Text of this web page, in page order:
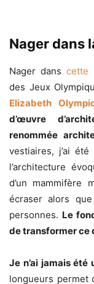
Nager dans
Nager dans cette
des Jeux
Elizabeth
d’œuvre
renommée
vestiaires, j’ai
l’architecture
d’un mammifère
écraser alors
personnes. Le
de transformer ce
Je n’ai jamais
longueurs permet